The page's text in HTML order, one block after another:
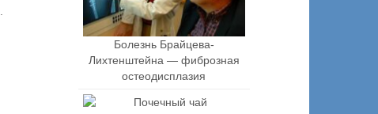
Болезнь Брайцева-
Лихтенштейна — фиброзная
остеодисплазия